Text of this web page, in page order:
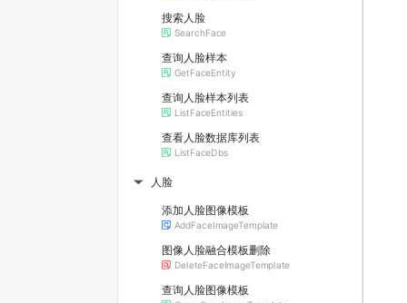
搜索人脸
SearchFace
查询人脸样本
GetFaceEntity
查询人脸样本列表
ListFaceEntities
查看人脸数据库列表
ListFaceDbs
▶ 人脸
添加人脸图像模板
AddFaceImageTemplate
图像人脸融合模板删除
DeleteFaceImageTemplate
查询人脸图像模板